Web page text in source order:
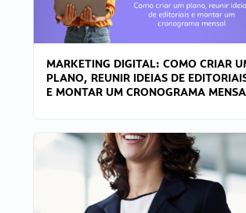
MARKETING DIGITAL: COMO CRIAR
PLANO, REUNIR IDEIAS DE
E MONTAR UM CRONOGRAMA